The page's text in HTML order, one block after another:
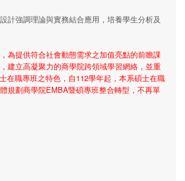
計強調理論與實務結合應用，培養學生分析及
為提供符合社會動態需求之加值亮點的前瞻課
建立高凝聚力的商學院跨領域學習網絡，並重
在職專班之特色，自112學年起，本系碩士在職
規劃商學院EMBA暨碩專班整合轉型，不再單